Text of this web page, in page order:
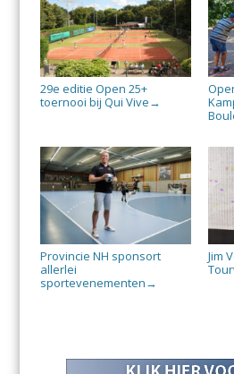
29e editie Open 25+
toernooi bij Qui Vive →
Provincie NH sponsort
allerlei
sportevenementen →
Jim